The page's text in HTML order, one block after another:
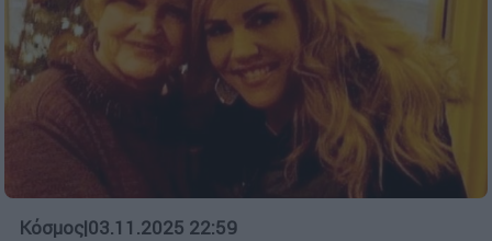
Κόσμος|03.11.2025 22:59